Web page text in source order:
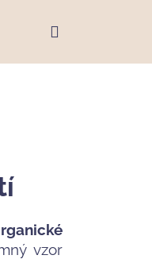
Přihlášení
vzor